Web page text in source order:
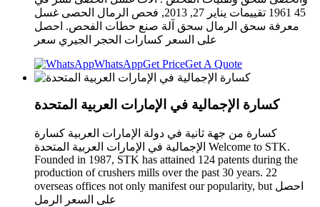
45 1961 تقييمات يناير 27, 2013, فحص الرمال الحصى غسل
معرفة سحق الرمال سحق آلة صنع حطات الفحص. احصل
على السعر كسارات الحجر الجيري سعر
WhatsAppGet PriceGet A Quote
كسارة الإجمالية في الإمارات العربية المتحدة
كسارة من جهة ثانية في دولة الإمارات العربية كسارة
الإجمالية في الإمارات العربية المتحدة Welcome to STK.
Founded in 1987, STK has attained 124 patents during the
production of crushers mills over the past 30 years. 22
overseas offices not only manifest our popularity, but احصل
على السعر الرمل